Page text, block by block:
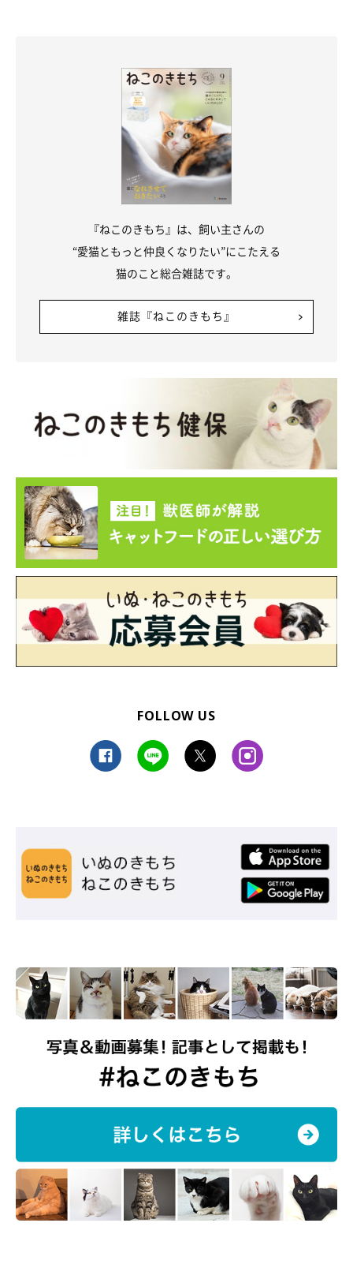
『ねこのきもち』は、飼い主さんの
“愛猫ともっと仲良くなりたい”にこたえる
猫のこと総合雑誌です。
雑誌『ねこのきもち』
FOLLOW US